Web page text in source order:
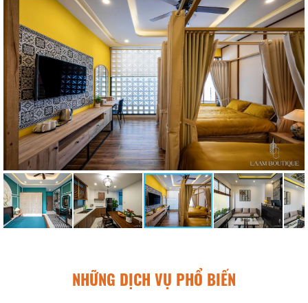
NHỮNG DỊCH VỤ PHỔ BIẾN